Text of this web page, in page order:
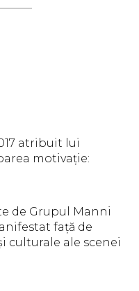
atribuit lui
motivație:
de Grupul Manni
față de
culturale ale scenei